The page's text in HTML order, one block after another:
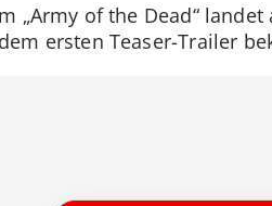
„Army of the Dead“
ersten Teaser-Trailer